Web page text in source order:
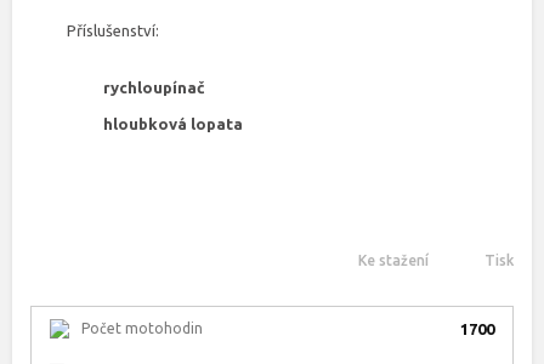
Příslušenství:
rychloupínač
hloubková lopata
Ke stažení Tisk
Počet motohodin 1700